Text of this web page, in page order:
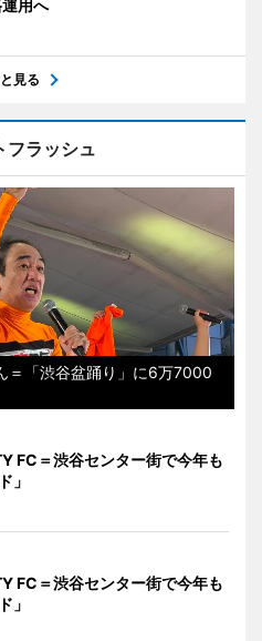
用へ
見る
フラッシュ
＝「渋谷盆踊り」に6万7000
FC＝渋谷センター街で今年も
」
FC＝渋谷センター街で今年も
」